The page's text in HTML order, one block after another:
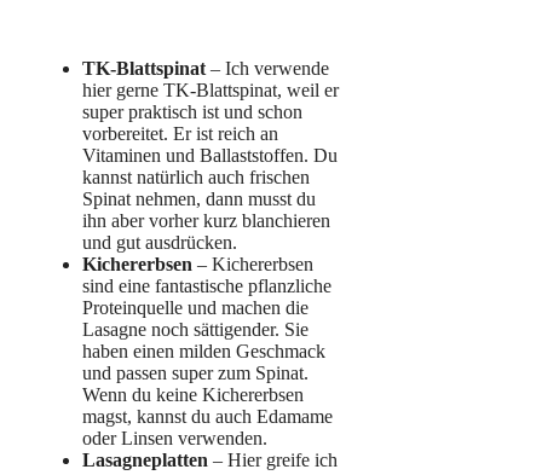
TK-Blattspinat – Ich verwende
hier gerne TK-Blattspinat, weil er
super praktisch ist und schon
vorbereitet. Er ist reich an
Vitaminen und Ballaststoffen. Du
kannst natürlich auch frischen
Spinat nehmen, dann musst du
ihn aber vorher kurz blanchieren
und gut ausdrücken.
Kichererbsen – Kichererbsen
sind eine fantastische pflanzliche
Proteinquelle und machen die
Lasagne noch sättigender. Sie
haben einen milden Geschmack
und passen super zum Spinat.
Wenn du keine Kichererbsen
magst, kannst du auch Edamame
oder Linsen verwenden.
Lasagneplatten – Hier greife ich